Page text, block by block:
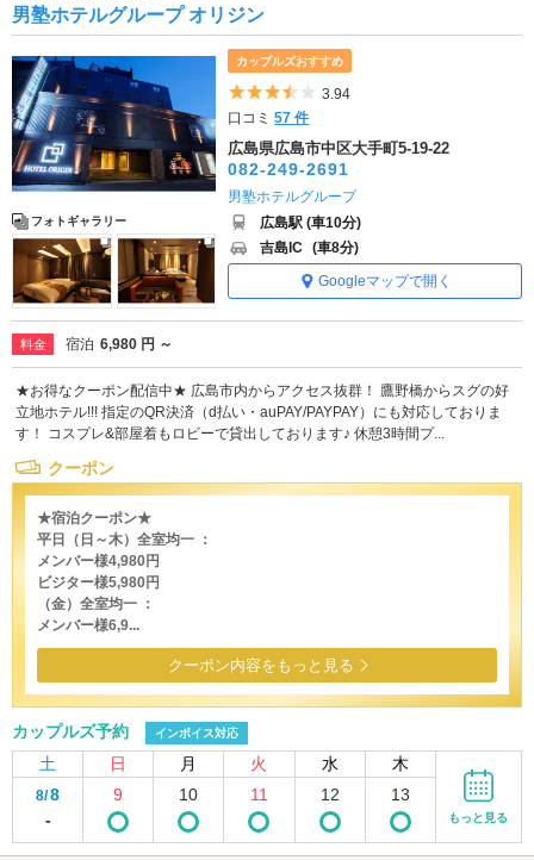
男塾ホテルグループ オリジン
フォトギャラリー
カップルズおすすめ
5つ星のうち3.5
3.94
口コミ57 件
広島県広島市中区大手町5-19-22
082-249-2691
男塾ホテルグループ
広島駅 (車10分)
吉島IC (車8分)
Googleマップで開く
料金 宿泊 6,980 円 ～
★お得なクーポン配信中★ 広島市内からアクセス抜群！ 鷹野橋からスグの好
立地ホテル!!! 指定のQR決済（d払い・auPAY/PAYPAY）にも対応しておりま
す！ コスプレ&部屋着もロビーで貸出しております♪ 休憩3時間プ...
クーポン
★宿泊クーポン★
平日（日～木）全室均一 ：
メンバー様4,980円
ビジター様5,980円
（金）全室均一 ：
メンバー様6,9...
クーポン内容をもっと見る
カップルズ予約 インボイス対応
土 日 月 火 水 木
8/8
-
9 10 11 12 13
もっと見る